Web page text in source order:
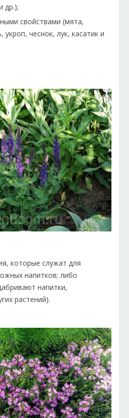
др.);
свойствами (мята,
чеснок, лук, касатик и
которые служат для
напитков; либо
напитки,
растений).